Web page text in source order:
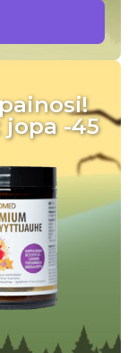
-45